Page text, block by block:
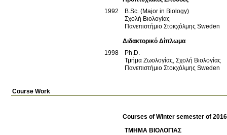
1992
B.Sc. (Major in Biology)
Σχολή Βιολογίας
Πανεπιστήμιο Στοκχόλμης Sweden
Διδακτορικό Δίπλωμα
1998
Ph.D.
Τμήμα Ζωολογίας, Σχολή Βιολογίας
Πανεπιστήμιο Στοκχόλμης Sweden
Course Work
Courses of Winter semester of
ΤΜΗΜΑ ΒΙΟΛΟΓΙΑΣ